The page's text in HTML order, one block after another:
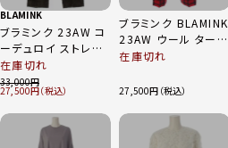
BLAMINK
ブラミンク 23AW コ
ーデュロイ ストレー
ト パンツ 7914 299
0346 カーキ 34
在庫切れ
33,000
27,500
ブラミンク BLAMINK
23AW ウール タータ
ンチェック サイドア
ス ボトムス レッド
在庫切れ
27,500